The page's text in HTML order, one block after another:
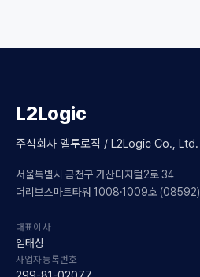
L2Logic
주식회사 엘투로직 / L2Logic Co., Ltd.
서울특별시 금천구 가산디지털2로 34
더리브스마트타워 1008·1009호 (08592)
대표이사
임태상
사업자등록번호